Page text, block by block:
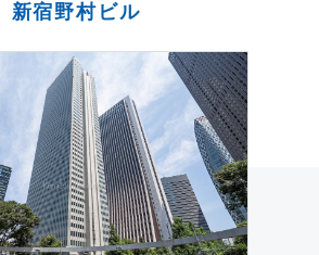
新宿野村ビル